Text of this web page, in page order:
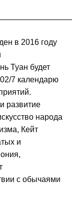
в 2016 году
Туан будет
7 календарю
развитие
народа
Кейт
и
с обычаями